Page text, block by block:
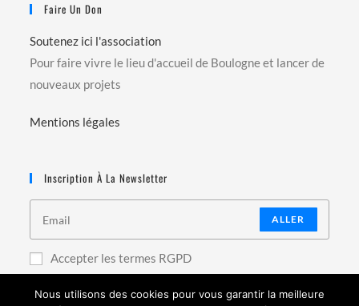
Faire Un Don
Soutenez ici l'association
Pour faire vivre le lieu d'accueil de Boulogne et lancer de
nouveaux projets
Mentions légales
Inscription À La Newsletter
ALLER
Accepter les termes RGPD
Nous utilisons des cookies pour vous garantir la meilleure